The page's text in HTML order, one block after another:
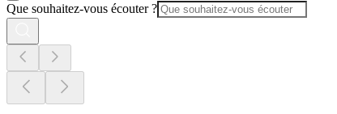
Que souhaitez-vous écouter ?